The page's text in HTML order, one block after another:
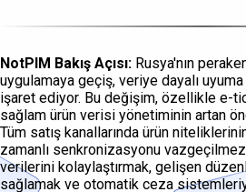
NotPIM Bakış Açısı: Rusya'nın
uygulamaya geçiş, veriye dayalı
işaret ediyor. Bu değişim, özellikle e-
sağlam ürün verisi yönetiminin artan
Tüm satış kanallarında ürün
zamanlı senkronizasyonu
verilerini kolaylaştırmak, gelişen
sağlamak ve otomatik ceza